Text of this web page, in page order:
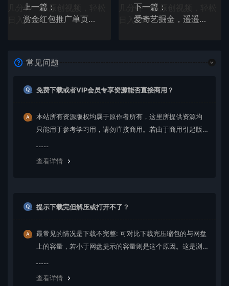
上一篇：
赏金红包推广单页 可以任意地方挂载 支持一键领取红包【完整单页+搭建教程
下一篇：
爱奇艺掘金，遥遥领先的搬砖玩法 ,日入1000+（教程+450G素材）
常见问题
免费下载或者VIP会员专享资源能否直接商用？
本站所有资源版权均属于原作者所有，这里所提供资源均
只能用于参考学习用，请勿直接商用。若由于商用引起版
查看详情
提示下载完但解压或打开不了？
最常见的情况是下载不完整: 可对比下载完压缩包的与网盘
上的容量，若小于网盘提示的容量则是这个原因。这是浏
查看详情